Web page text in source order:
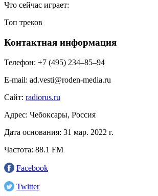
Что сейчас играет:
Топ треков
Контактная информация
Телефон: +7 (495) 234‒85‒94
E-mail: ad.vesti@roden-media.ru
Сайт: radiorus.ru
Адрес: Чебоксары, Россия
Дата основания: 31 мар. 2022 г.
Частота: 88.1 FM
Facebook
Twitter